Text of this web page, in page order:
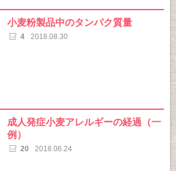
小麦粉製品中のタンパク質量
4 2018.08.30
成人発症小麦アレルギーの経過（一
例）
20 2018.06.24